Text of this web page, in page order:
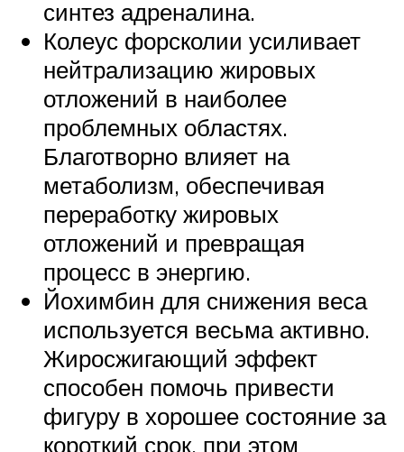
синтез адреналина.
Колеус форсколии усиливает
нейтрализацию жировых
отложений в наиболее
проблемных областях.
Благотворно влияет на
метаболизм, обеспечивая
переработку жировых
отложений и превращая
процесс в энергию.
Йохимбин для снижения веса
используется весьма активно.
Жиросжигающий эффект
способен помочь привести
фигуру в хорошее состояние за
короткий срок, при этом